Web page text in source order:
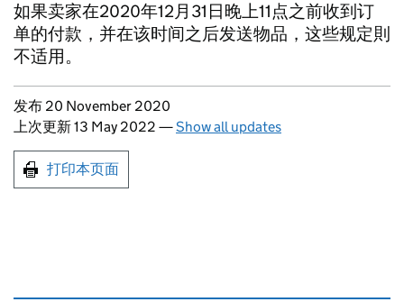
如果卖家在2020年12月31日晚上11点之前收到订
单的付款，并在该时间之后发送物品，这些规定則
不适用。
Updates to this page
发布 20 November 2020
上次更新 13 May 2022 —Show all updates
Print this page
打印本页面